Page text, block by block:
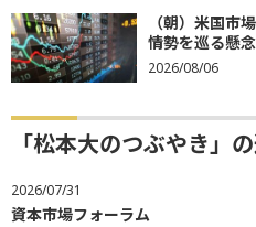
（朝）米国
情勢を巡る懸
2026/08/06
「松本大のつぶやき」
2026/07/31
資本市場フォーラム